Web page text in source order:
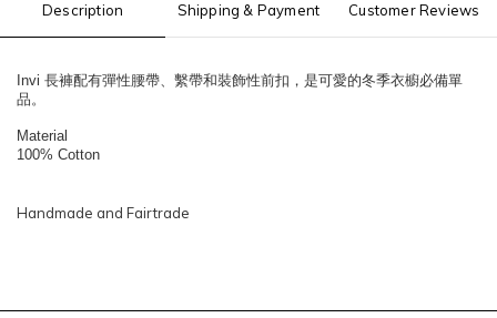
Description Shipping & Payment Customer Reviews
Invi 長褲配有彈性腰帶、繫帶和裝飾性前扣，是可愛的冬季衣櫥必備單
品。
Material
100% Cotton
Handmade and Fairtrade